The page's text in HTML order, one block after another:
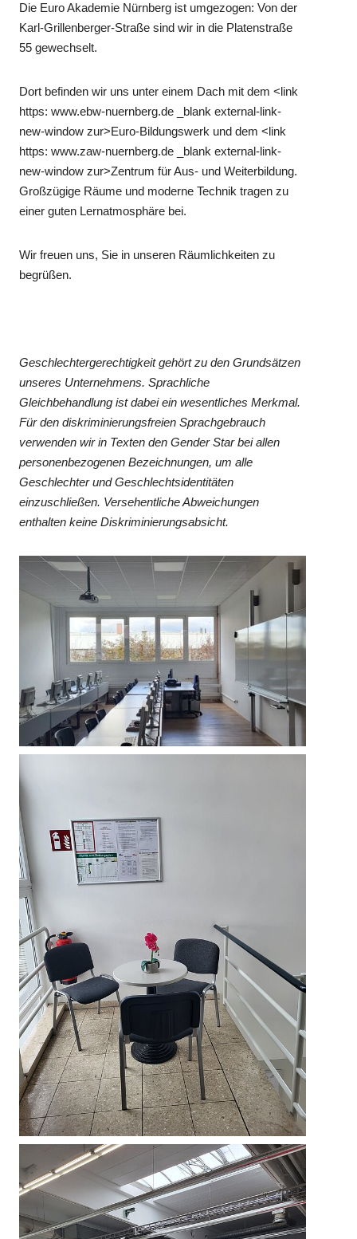
Die Euro Akademie Nürnberg ist umgezogen: Von der
Karl-Grillenberger-Straße sind wir in die Platenstraße
55 gewechselt.
Dort befinden wir uns unter einem Dach mit dem <link
https: www.ebw-nuernberg.de _blank external-link-
new-window zur>Euro-Bildungswerk und dem <link
https: www.zaw-nuernberg.de _blank external-link-
new-window zur>Zentrum für Aus- und Weiterbildung.
Großzügige Räume und moderne Technik tragen zu
einer guten Lernatmosphäre bei.
Wir freuen uns, Sie in unseren Räumlichkeiten zu
begrüßen.
Geschlechtergerechtigkeit gehört zu den Grundsätzen
unseres Unternehmens. Sprachliche
Gleichbehandlung ist dabei ein wesentliches Merkmal.
Für den diskriminierungsfreien Sprachgebrauch
verwenden wir in Texten den Gender Star bei allen
personenbezogenen Bezeichnungen, um alle
Geschlechter und Geschlechtsidentitäten
einzuschließen. Versehentliche Abweichungen
enthalten keine Diskriminierungsabsicht.